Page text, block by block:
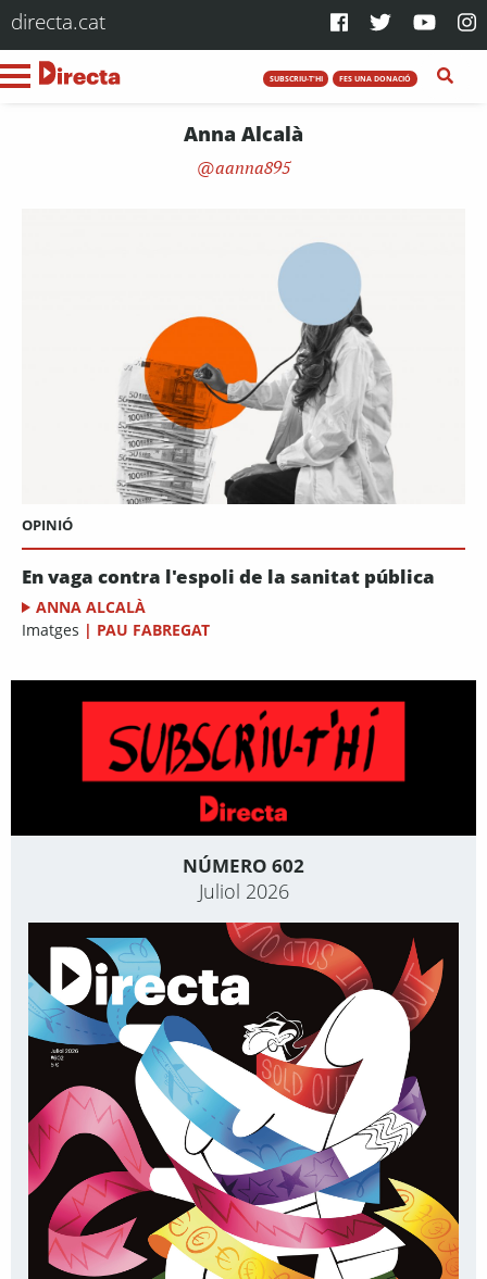
directa.cat
SUBSCRIU-T'HI FES UNA DONACIÓ
Anna Alcalà
aanna895
OPINIÓ
En vaga contra l'espoli de la sanitat pública
ANNA ALCALÀ
Imatges | PAU FABREGAT
NÚMERO 602
Juliol 2026